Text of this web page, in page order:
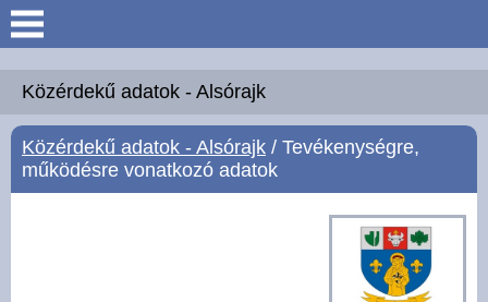
Keresés
Köszöntő
Hírek
Közérdekű adatok - Alsórajk
Közérdekű adatok - Alsórajk / Tevékenységre,
működésre vonatkozó adatok